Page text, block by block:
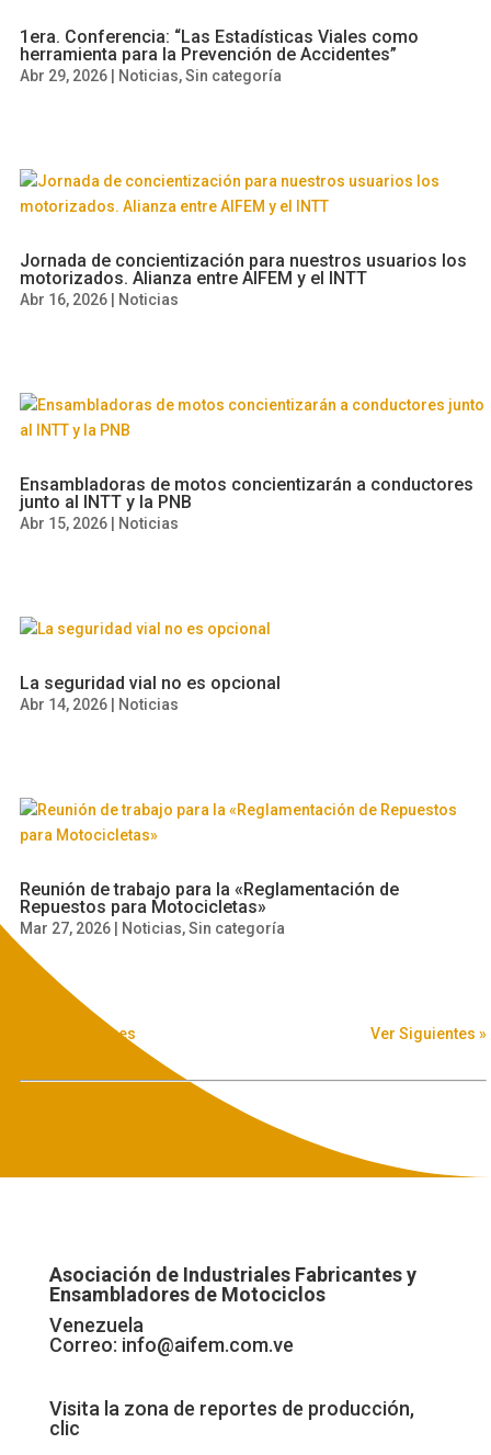
1era. Conferencia: “Las Estadísticas Viales como
herramienta para la Prevención de Accidentes”
Abr 29, 2026 Noticias,Sin categoría
Jornada de concientización para nuestros usuarios los
motorizados. Alianza entre AIFEM y el INTT
Abr 16, 2026 Noticias
Ensambladoras de motos concientizarán a conductores
junto al INTT y la PNB
Abr 15, 2026 Noticias
La seguridad vial no es opcional
Abr 14, 2026 Noticias
Reunión de trabajo para la «Reglamentación de
Repuestos para Motocicletas»
Mar 27, 2026 Noticias,Sin categoría
« Ver Anteriores Ver Siguientes »
Asociación de Industriales Fabricantes y
Ensambladores de Motociclos
Venezuela
Correo: info@aifem.com.ve
Visita la zona de reportes de producción,
clic